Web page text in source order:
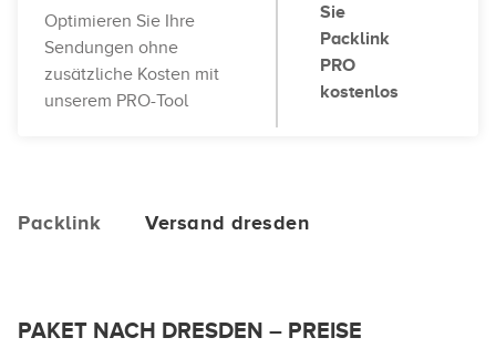
Optimieren Sie Ihre
Sendungen ohne
zusätzliche Kosten mit
unserem PRO-Tool
Sie
Packlink
PRO
kostenlos
Packlink Versand dresden
PAKET NACH DRESDEN – PREISE